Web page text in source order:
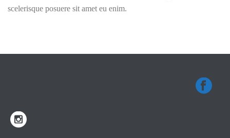
scelerisque posuere sit amet eu enim.